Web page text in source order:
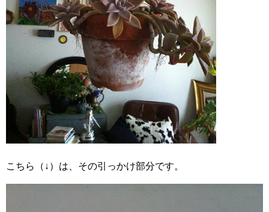
こちら（↓）は、その引っかけ部分です。